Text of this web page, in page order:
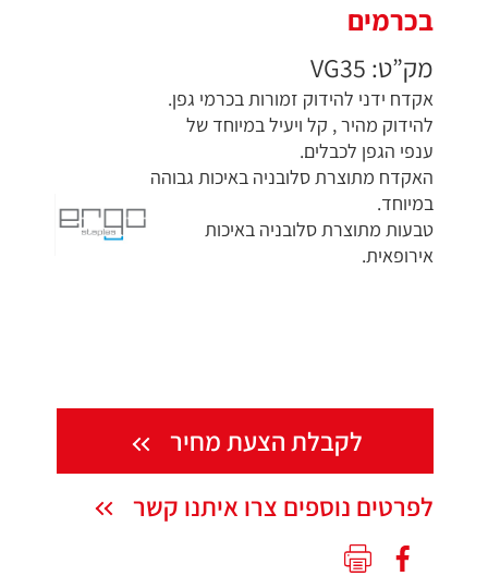
בכרמים
מק”ט: VG35
אקדח ידני להידוק זמורות בכרמי גפן.
להידוק מהיר , קל ויעיל במיוחד של
ענפי הגפן לכבלים.
האקדח מתוצרת סלובניה באיכות גבוהה
במיוחד.
טבעות מתוצרת סלובניה באיכות
אירופאית.
לקבלת הצעת מחיר
לפרטים נוספים צרו איתנו קשר